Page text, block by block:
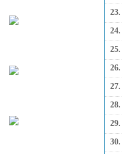
23.
24.
25.
26.
27.
28.
29.
30.